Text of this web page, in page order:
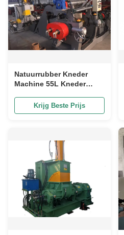
Natuurrubber Kneder
Machine 55L Kneder
Synthetisch
Teruggewonnen
Krijg Beste Prijs